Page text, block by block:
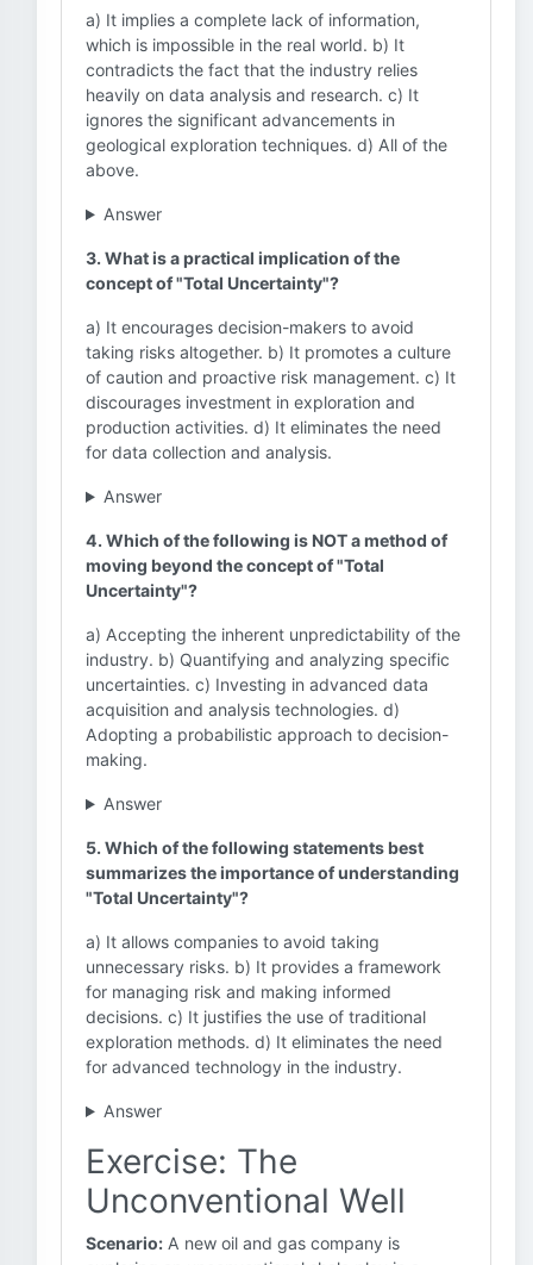
a) It implies a complete lack of information,
which is impossible in the real world. b) It
contradicts the fact that the industry relies
heavily on data analysis and research. c) It
ignores the significant advancements in
geological exploration techniques. d) All of the
above.
Answer
3. What is a practical implication of the
concept of "Total Uncertainty"?
a) It encourages decision-makers to avoid
taking risks altogether. b) It promotes a culture
of caution and proactive risk management. c) It
discourages investment in exploration and
production activities. d) It eliminates the need
for data collection and analysis.
Answer
4. Which of the following is NOT a method of
moving beyond the concept of "Total
Uncertainty"?
a) Accepting the inherent unpredictability of the
industry. b) Quantifying and analyzing specific
uncertainties. c) Investing in advanced data
acquisition and analysis technologies. d)
Adopting a probabilistic approach to decision-
making.
Answer
5. Which of the following statements best
summarizes the importance of understanding
"Total Uncertainty"?
a) It allows companies to avoid taking
unnecessary risks. b) It provides a framework
for managing risk and making informed
decisions. c) It justifies the use of traditional
exploration methods. d) It eliminates the need
for advanced technology in the industry.
Answer
Exercise: The
Unconventional Well
Scenario: A new oil and gas company is